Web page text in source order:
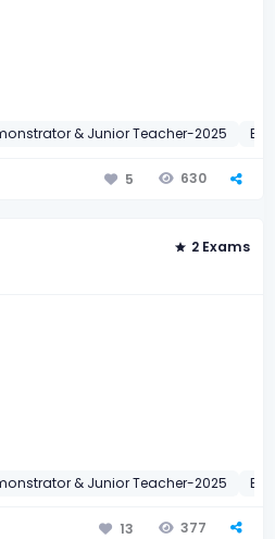
& Junior Teacher-2025
5 630
2 Exams
& Junior Teacher-2025
13 377